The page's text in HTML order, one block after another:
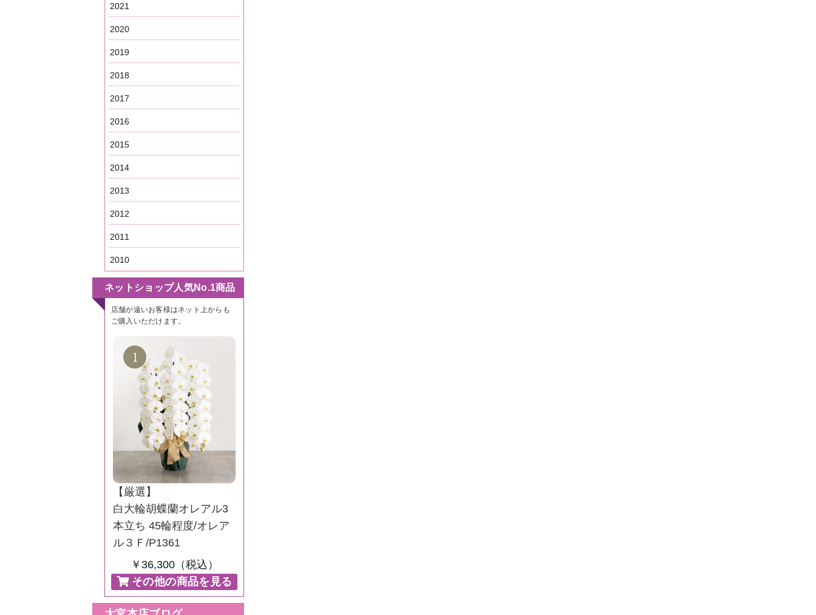
2021
2020
2019
2018
2017
2016
2015
2014
2013
2012
2011
2010
ネットショップ人気No.1商品
店舗が遠いお客様はネット上からも
ご購入いただけます。
【厳選】
白大輪胡蝶蘭オレアル3
本立ち 45輪程度/オレア
ル３Ｆ/P1361
￥36,300（税込）
その他の商品を見る